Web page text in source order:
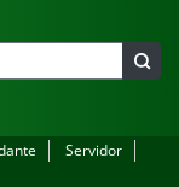
Servidor